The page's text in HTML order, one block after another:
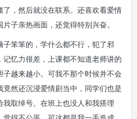
了，然后就没在联系。还喜欢看爱情
子亲热画面，还觉得特别兴奋。
子笨笨的，学什么都不行，犯了邪
忆力很差，上课都不知道老师讲的
越来越小。可我不那个时候并不会
然还沉浸爱情剧当中，同学们也是
取绰号。在班上也没人和我搭理